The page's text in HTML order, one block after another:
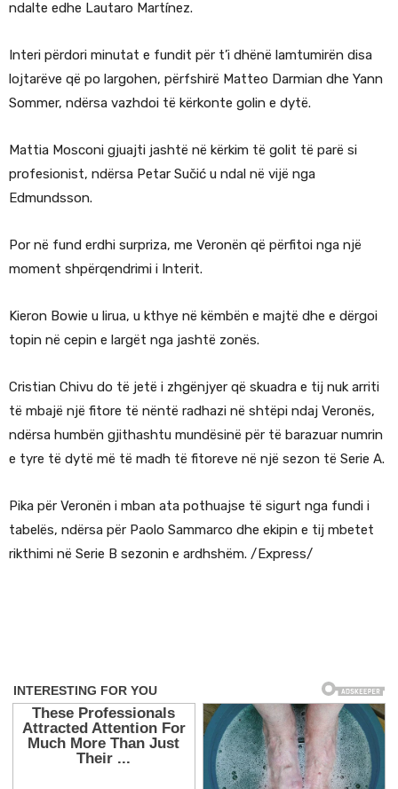
ndalte edhe Lautaro Martínez.
Interi përdori minutat e fundit për t’i dhënë lamtumirën disa
lojtarëve që po largohen, përfshirë Matteo Darmian dhe Yann
Sommer, ndërsa vazhdoi të kërkonte golin e dytë.
Mattia Mosconi gjuajti jashtë në kërkim të golit të parë si
profesionist, ndërsa Petar Sučić u ndal në vijë nga
Edmundsson.
Por në fund erdhi surpriza, me Veronën që përfitoi nga një
moment shpërqendrimi i Interit.
Kieron Bowie u lirua, u kthye në këmbën e majtë dhe e dërgoi
topin në cepin e largët nga jashtë zonës.
Cristian Chivu do të jetë i zhgënjyer që skuadra e tij nuk arriti
të mbajë një fitore të nëntë radhazi në shtëpi ndaj Veronës,
ndërsa humbën gjithashtu mundësinë për të barazuar numrin
e tyre të dytë më të madh të fitoreve në një sezon të Serie A.
Pika për Veronën i mban ata pothuajse të sigurt nga fundi i
tabelës, ndërsa për Paolo Sammarco dhe ekipin e tij mbetet
rikthimi në Serie B sezonin e ardhshëm. /Express/